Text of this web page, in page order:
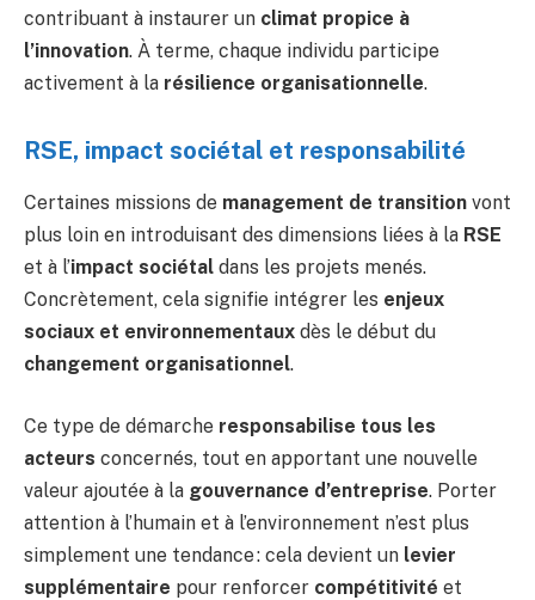
contribuant à instaurer un climat propice à
l’innovation. À terme, chaque individu participe
activement à la résilience organisationnelle.
RSE, impact sociétal et responsabilité
Certaines missions de management de transition vont
plus loin en introduisant des dimensions liées à la RSE
et à l’impact sociétal dans les projets menés.
Concrètement, cela signifie intégrer les enjeux
sociaux et environnementaux dès le début du
changement organisationnel.
Ce type de démarche responsabilise tous les
acteurs concernés, tout en apportant une nouvelle
valeur ajoutée à la gouvernance d’entreprise. Porter
attention à l’humain et à l’environnement n’est plus
simplement une tendance : cela devient un levier
supplémentaire pour renforcer compétitivité et